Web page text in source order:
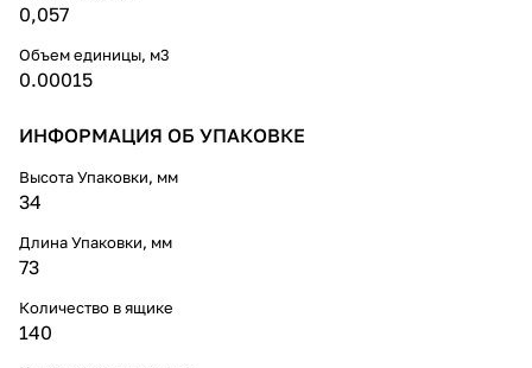
0,057
Объем единицы, м3
0.00015
ИНФОРМАЦИЯ ОБ УПАКОВКЕ
Высота Упаковки, мм
34
Длина Упаковки, мм
73
Количество в ящике
140